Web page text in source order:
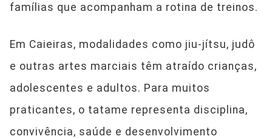
famílias que acompanham a rotina de treinos.
Em Caieiras, modalidades como jiu-jítsu, judô
e outras artes marciais têm atraído crianças,
adolescentes e adultos. Para muitos
praticantes, o tatame representa disciplina,
convivência, saúde e desenvolvimento